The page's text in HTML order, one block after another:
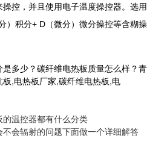
控，并且使用电子温度操控器。选用
）积分+ D（微分）微分操控等含糊操
多少？碳纤维电热板质量怎么样？青
,电热板厂家,碳纤维电热板,电
温控器都有什么分类
会辐射的问题下面做一个详细解答